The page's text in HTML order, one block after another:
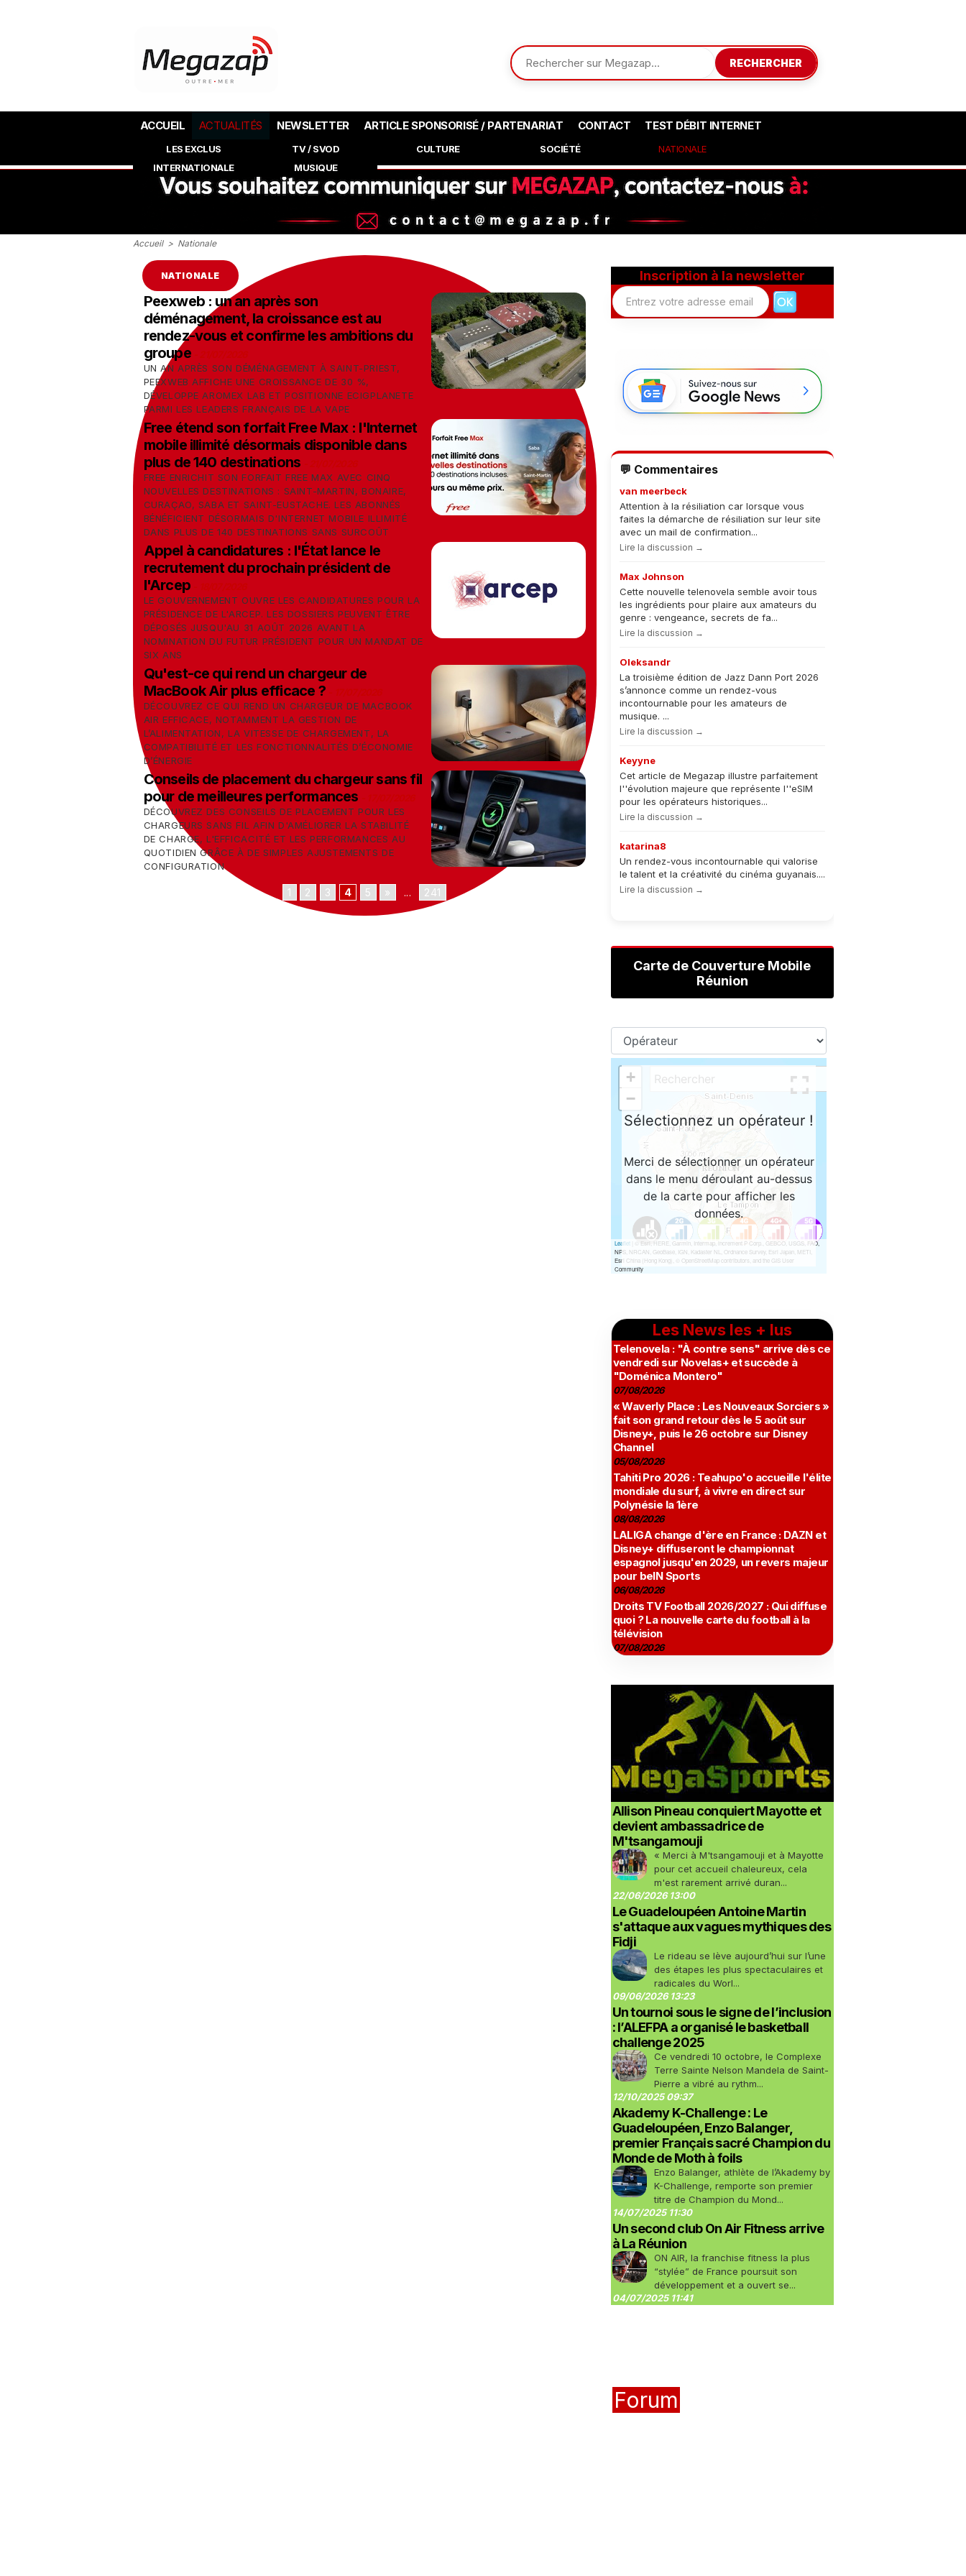
RECHERCHER
ACCUEIL ACTUALITÉS
LES EXCLUS TV / SVOD CULTURE SOCIÉTÉ
NATIONALE
INTERNATIONALE
MUSIQUE
NEWSLETTER ARTICLE SPONSORISÉ / PARTENARIAT CONTACT TEST DÉBIT INTERNET
Accueil > Nationale
NATIONALE
Peexweb : un an après son
déménagement, la croissance est au
rendez-vous et confirme les ambitions du
groupe
UN AN APRÈS SON DÉMÉNAGEMENT À SAINT-PRIEST,
PEEXWEB AFFICHE UNE CROISSANCE DE 30 %,
DÉVELOPPE AROMEX LAB ET POSITIONNE ECIGPLANETE
PARMI LES LEADERS FRANÇAIS DE LA VAPE
Free étend son forfait Free Max : l'Internet
mobile illimité désormais disponible dans
plus de 140 destinations
FREE ENRICHIT SON FORFAIT FREE MAX AVEC CINQ
NOUVELLES DESTINATIONS : SAINT-MARTIN, BONAIRE,
CURAÇAO, SABA ET SAINT-EUSTACHE. LES ABONNÉS
BÉNÉFICIENT DÉSORMAIS D'INTERNET MOBILE ILLIMITÉ
DANS PLUS DE 140 DESTINATIONS SANS SURCOÛT
Appel à candidatures : l'État lance le
recrutement du prochain président de
l'Arcep
LE GOUVERNEMENT OUVRE LES CANDIDATURES POUR LA
PRÉSIDENCE DE L'ARCEP. LES DOSSIERS PEUVENT ÊTRE
DÉPOSÉS JUSQU'AU 31 AOÛT 2026 AVANT LA
NOMINATION DU FUTUR PRÉSIDENT POUR UN MANDAT DE
SIX ANS
Qu'est-ce qui rend un chargeur de
MacBook Air plus efficace ?
DÉCOUVREZ CE QUI REND UN CHARGEUR DE MACBOOK
AIR EFFICACE, NOTAMMENT LA GESTION DE
L’ALIMENTATION, LA VITESSE DE CHARGEMENT, LA
COMPATIBILITÉ ET LES FONCTIONNALITÉS D’ÉCONOMIE
D’ÉNERGIE
Conseils de placement du chargeur sans fil
pour de meilleures performances
DÉCOUVREZ DES CONSEILS DE PLACEMENT POUR LES
CHARGEURS SANS FIL AFIN D'AMÉLIORER LA STABILITÉ
DE CHARGE, L'EFFICACITÉ ET LES PERFORMANCES AU
QUOTIDIEN GRÂCE À DE SIMPLES AJUSTEMENTS DE
CONFIGURATION
1 2 3 4 5 » ... 241
Inscription à la newsletter
💬 Commentaires
van meerbeck
Attention à la résiliation car lorsque vous
faites la démarche de résiliation sur leur site
avec un mail de confirmation...
Lire la discussion →
Max Johnson
Cette nouvelle telenovela semble avoir tous
les ingrédients pour plaire aux amateurs du
genre : vengeance, secrets de fa...
Lire la discussion →
Oleksandr
La troisième édition de Jazz Dann Port 2026
s’annonce comme un rendez-vous
incontournable pour les amateurs de
musique. ...
Lire la discussion →
Keyyne
Cet article de Megazap illustre parfaitement
l''évolution majeure que représente l''eSIM
pour les opérateurs historiques...
Lire la discussion →
katarina8
Un rendez-vous incontournable qui valorise
le talent et la créativité du cinéma guyanais....
Lire la discussion →
Carte de Couverture Mobile
Réunion
Les News les + lus
Telenovela : "À contre sens" arrive dès ce
vendredi sur Novelas+ et succède à
"Doménica Montero"
07/08/2026
« Waverly Place : Les Nouveaux Sorciers »
fait son grand retour dès le 5 août sur
Disney+, puis le 26 octobre sur Disney
Channel
05/08/2026
Tahiti Pro 2026 : Teahupo'o accueille l'élite
mondiale du surf, à vivre en direct sur
Polynésie la 1ère
08/08/2026
LALIGA change d'ère en France : DAZN et
Disney+ diffuseront le championnat
espagnol jusqu'en 2029, un revers majeur
pour beIN Sports
06/08/2026
Droits TV Football 2026/2027 : Qui diffuse
quoi ? La nouvelle carte du football à la
télévision
07/08/2026
Allison Pineau conquiert Mayotte et
devient ambassadrice de
M'tsangamouji
« Merci à M'tsangamouji et à Mayotte
pour cet accueil chaleureux, cela
m'est rarement arrivé duran...
22/06/2026 13:00
Le Guadeloupéen Antoine Martin
s'attaque aux vagues mythiques des
Fidji
Le rideau se lève aujourd’hui sur l’une
des étapes les plus spectaculaires et
radicales du Worl...
09/06/2026 13:23
Un tournoi sous le signe de l’inclusion
: l’ALEFPA a organisé le basketball
challenge 2025
Ce vendredi 10 octobre, le Complexe
Terre Sainte Nelson Mandela de Saint-
Pierre a vibré au rythm...
12/10/2025 09:37
Akademy K-Challenge : Le
Guadeloupéen, Enzo Balanger,
premier Français sacré Champion du
Monde de Moth à foils
Enzo Balanger, athlète de l’Akademy by
K-Challenge, remporte son premier
titre de Champion du Mond...
14/07/2025 11:30
Un second club On Air Fitness arrive
à La Réunion
ON AIR, la franchise fitness la plus
“stylée” de France poursuit son
développement et a ouvert se...
04/07/2025 11:41
Forum